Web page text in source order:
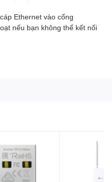
Ethernet vào cổng
nếu bạn không thể kết nối